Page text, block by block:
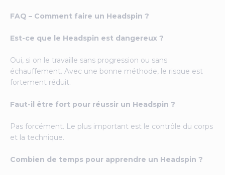
FAQ – Comment faire un Headspin ?
Est-ce que le Headspin est dangereux ?
Oui, si on le travaille sans progression ou sans
échauffement. Avec une bonne méthode, le risque est
fortement réduit.
Faut-il être fort pour réussir un Headspin ?
Pas forcément. Le plus important est le contrôle du corps
et la technique.
Combien de temps pour apprendre un Headspin ?